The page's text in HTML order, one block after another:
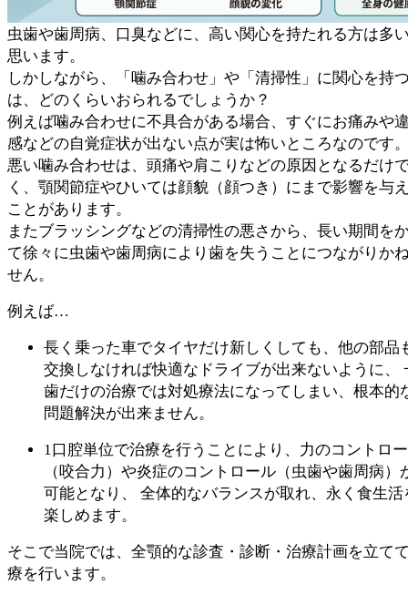
虫歯や歯周病、口臭などに、高い関心を持たれる方は多
思います。
しかしながら、「 噛み合わせ 」や「清掃性」に関心を持
は、どのくらいおられるでしょうか？
例えば噛み合わせに不具合がある場合、すぐにお痛みや
感などの自覚症状が出ない点が実は怖いところなのです
悪い噛み合わせは、頭痛や肩こりなどの原因となるだけ
く、顎関節症やひいては顔貌（顔つき）にまで影響を与
ことがあります。
またブラッシングなどの清掃性の悪さから、長い期間を
て徐々に虫歯や歯周病により歯を失うことにつながりか
せん。
例えば…
長く乗った車でタイヤだけ新しくしても、他の部品
交換しなければ快適なドライブが出来ないように、
歯だけの治療では対処療法になってしまい、根本的
問題解決が出来ません。
1口腔単位で治療を行うことにより、力のコントロ
（咬合力）や炎症のコントロール（虫歯や歯周病）
可能となり、 全体的なバランスが取れ、永く食生活
楽しめます。
そこで当院では、全顎的な診査・診断・治療計画を立て
療を行います。